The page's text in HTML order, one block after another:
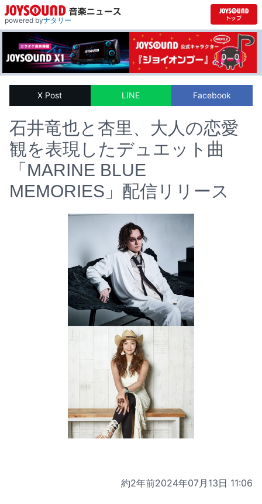
powered byナタリー
X Post LINE Facebook
石井竜也と杏里、大人の恋愛
観を表現したデュエット曲
「MARINE BLUE
MEMORIES」配信リリース
約2年前2024年07月13日 11:06